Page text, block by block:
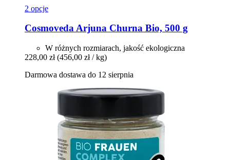
2 opcje
CosmovedaArjuna Churna Bio, 500 g
W różnych rozmiarach, jakość ekologiczna
228,00 zł (456,00 zł / kg)
Darmowa dostawa do 12 sierpnia